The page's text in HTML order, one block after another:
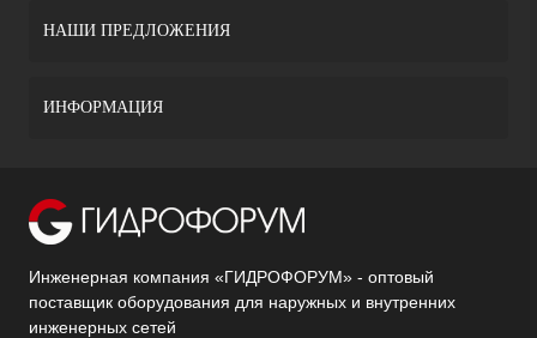
НАШИ ПРЕДЛОЖЕНИЯ
ИНФОРМАЦИЯ
Инженерная компания «ГИДРОФОРУМ» - оптовый
поставщик оборудования для наружных и внутренних
инженерных сетей